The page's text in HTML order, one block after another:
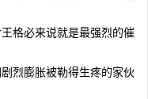
格必来说就是最强烈的催
烈膨胀被勒得生疼的家伙